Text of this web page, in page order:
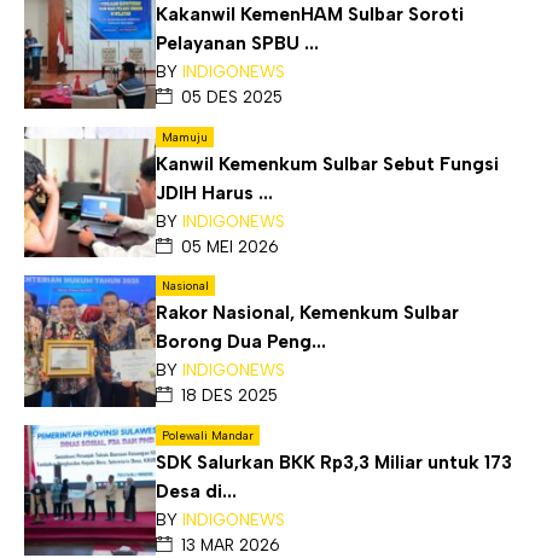
Kakanwil KemenHAM Sulbar Soroti
Pelayanan SPBU ...
BY INDIGONEWS
05 DES 2025
Mamuju
Kanwil Kemenkum Sulbar Sebut Fungsi
JDIH Harus ...
BY INDIGONEWS
05 MEI 2026
Nasional
Rakor Nasional, Kemenkum Sulbar
Borong Dua Peng...
BY INDIGONEWS
18 DES 2025
Polewali Mandar
SDK Salurkan BKK Rp3,3 Miliar untuk 173
Desa di...
BY INDIGONEWS
13 MAR 2026